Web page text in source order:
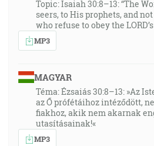
Topic: Isaiah 30:8–13: “The
seers, to His prophets, and
who refuse to obey the
MP3
MAGYAR
Téma: Ézsaiás 30:8–13: »Az
az Ő prófétáihoz intéződött,
fiakhoz, akik nem akarnak
utasításainak!«
MP3